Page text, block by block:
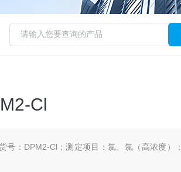
Cl
号：DPM2-Cl；测定项目：氯、氯（高浓度）